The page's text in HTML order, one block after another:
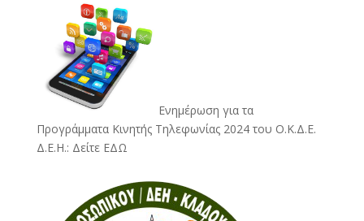
Ενημέρωση για τα
Προγράμματα Κινητής Τηλεφωνίας 2024 του Ο.Κ.Δ.Ε.
Δ.Ε.Η.: Δείτε ΕΔΩ